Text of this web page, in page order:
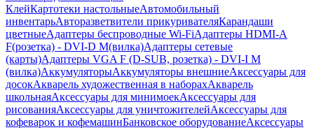
КлейКартотеки настольныеАвтомобильный
инвентарьАвторазветвители прикуривателяКарандаши
цветныеАдаптеры беспроводные Wi-FiАдаптеры HDMI-A
F(розетка) - DVI-D M(вилка)Адаптеры сетевые
(карты)Адаптеры VGA F (D-SUB, розетка) - DVI-I M
(вилка)АккумуляторыАккумуляторы внешниеАксессуары для
досокАкварель художественная в наборахАкварель
школьнаяАксессуары для минимоекАксессуары для
рисованияАксессуары для уничтожителейАксессуары для
кофеварок и кофемашинБанковское оборудованиеАксессуары